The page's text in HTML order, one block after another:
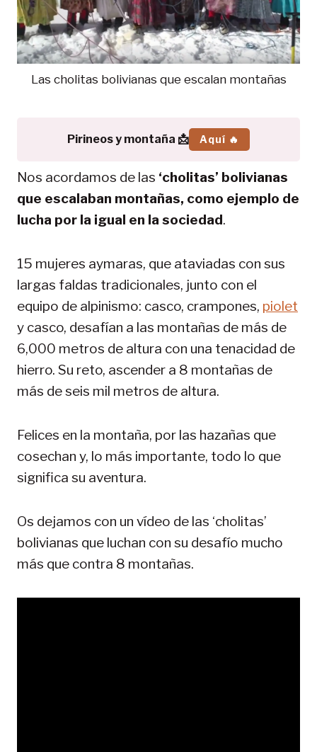
Las cholitas bolivianas que escalan montañas
Pirineos y montaña 📩 Aquí 🔥
Nos acordamos de las ‘cholitas’ bolivianas
que escalaban montañas, como ejemplo de
lucha por la igual en la sociedad.
15 mujeres aymaras, que ataviadas con sus
largas faldas tradicionales, junto con el
equipo de alpinismo: casco, crampones, piolet
y casco, desafían a las montañas de más de
6,000 metros de altura con una tenacidad de
hierro. Su reto, ascender a 8 montañas de
más de seis mil metros de altura.
Felices en la montaña, por las hazañas que
cosechan y, lo más importante, todo lo que
significa su aventura.
Os dejamos con un vídeo de las ‘cholitas’
bolivianas que luchan con su desafío mucho
más que contra 8 montañas.